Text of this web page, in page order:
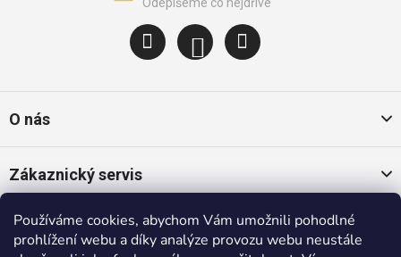
Používáme cookies, abychom Vám umožnili pohodlné
prohlížení webu a díky analýze provozu webu neustále
O nás
Zákaznický servis
Oblíbené kategorie